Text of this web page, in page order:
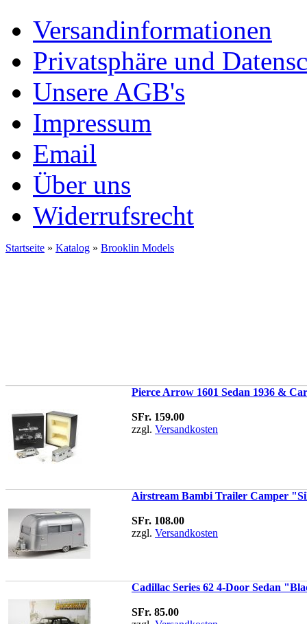
Versandinformationen
Privatsphäre und
Unsere AGB's
Impressum
Email
Über uns
Widerrufsrecht
Startseite » Katalog » Brooklin Models
Pierce Arrow 1601 Sedan 1936 &
SFr. 159.00
zzgl. Versandkosten
Airstream Bambi Trailer Camper
SFr. 108.00
zzgl. Versandkosten
Cadillac Series 62 4-Door Sedan
SFr. 85.00